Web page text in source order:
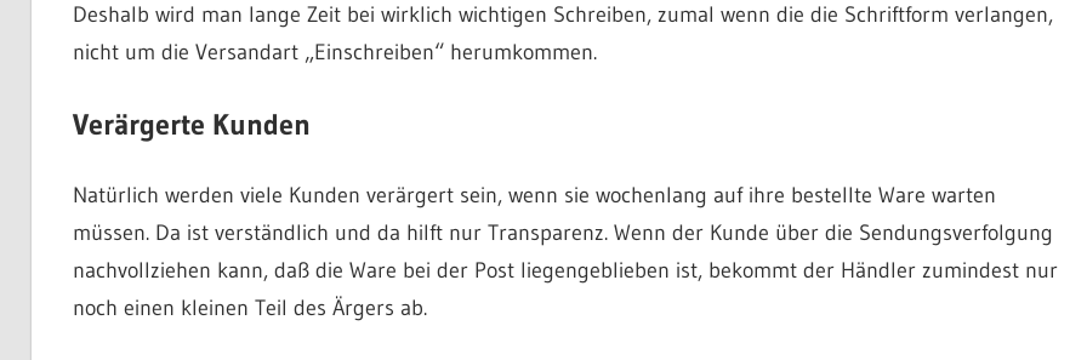
Deshalb wird man lange Zeit bei wirklich wichtigen Schreiben, zumal wenn die die Schriftform verlangen,
nicht um die Versandart „Einschreiben“ herumkommen.
Verärgerte Kunden
Natürlich werden viele Kunden verärgert sein, wenn sie wochenlang auf ihre bestellte Ware warten
müssen. Da ist verständlich und da hilft nur Transparenz. Wenn der Kunde über die Sendungsverfolgung
nachvollziehen kann, daß die Ware bei der Post liegengeblieben ist, bekommt der Händler zumindest nur
noch einen kleinen Teil des Ärgers ab.